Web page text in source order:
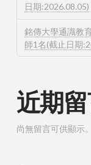
日期:2026.08.05)
銘傳大學通識教
師1名(截止日期
近期
尚無留言可供顯示。